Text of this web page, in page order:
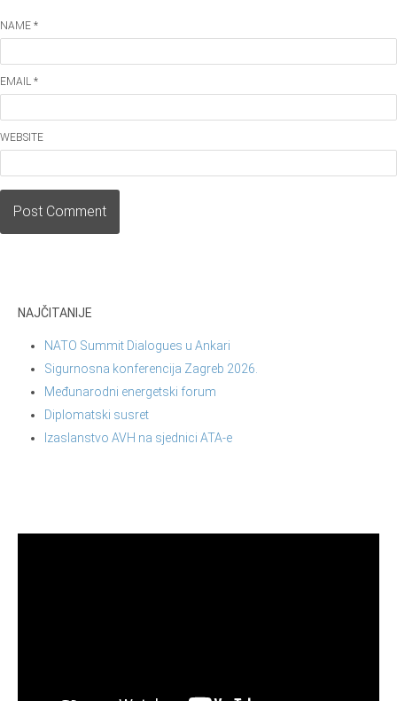
NAME *
EMAIL *
WEBSITE
Post Comment
NAJČITANIJE
NATO Summit Dialogues u Ankari
Sigurnosna konferencija Zagreb 2026.
Međunarodni energetski forum
Diplomatski susret
Izaslanstvo AVH na sjednici ATA-e